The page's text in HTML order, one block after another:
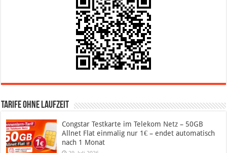
Tarife ohne Laufzeit
Congstar Testkarte im Telekom Netz – 50GB
Allnet Flat einmalig nur 1€ – endet automatisch
nach 1 Monat